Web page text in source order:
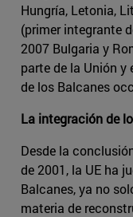
Hungría, Letonia,
(primer integrante
2007 Bulgaria y
parte de la Unión y
de los Balcanes
La integración de
Desde la
de 2001, la UE ha
Balcanes, ya no
materia de